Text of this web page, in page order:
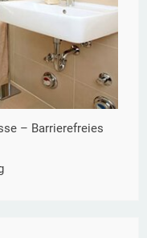
– Barrierefreies